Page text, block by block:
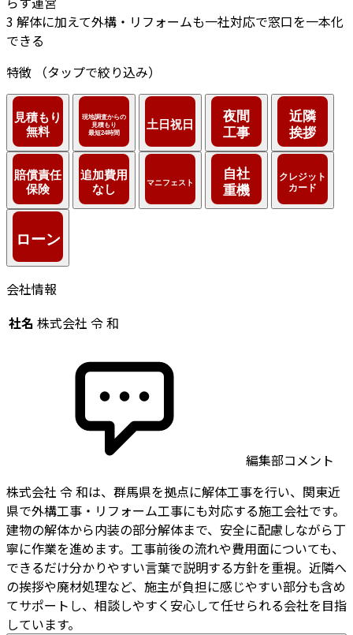
3 解体に加えて外構・リフォームも一社対応で窓口を一本化
できる
特徴
（タップで絞り込み）
会社情報
社名 株式会社 令 和
編集部コメント
株式会社 令 和は、群馬県を拠点に解体工事を行い、関東近
県で外構工事・リフォーム工事にも対応する施工会社です。
建物の解体から内装の部分解体まで、安全に配慮しながら丁
寧に作業を進めます。工事前後の流れや費用面についても、
できるだけ分かりやすい言葉で説明する方針を重視。近隣へ
の挨拶や廃材処理など、施主が負担に感じやすい部分も含め
てサポートし、相談しやすく安心して任せられる会社を目指
しています。